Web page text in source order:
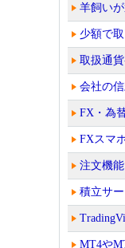
羊飼い
少額で
取扱通
会社の
FX・為
FXスマ
注文機
積立サ
MT4や